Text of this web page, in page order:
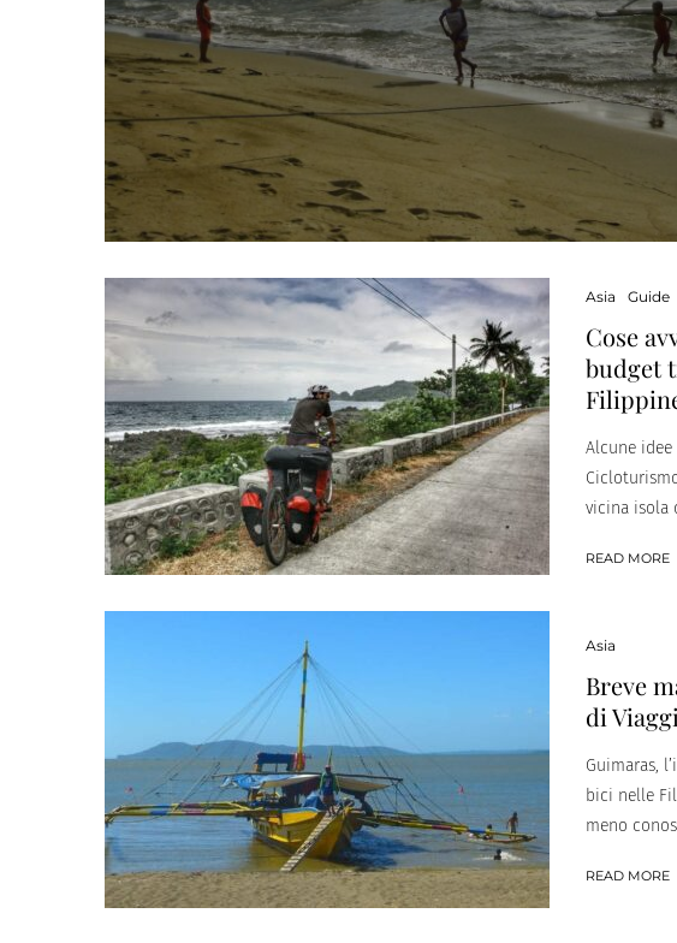
Asia Guide
Cose
budget
Alcune idee
vicina isola
READ MORE
Asia
Breve
di
Guimaras,
bici nelle
meno
READ MORE